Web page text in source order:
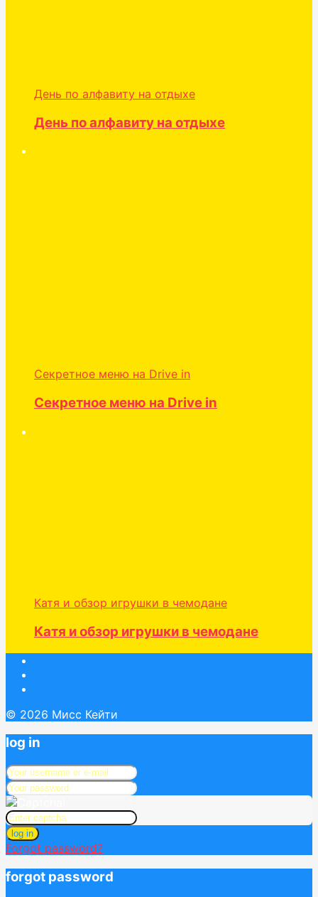
День по алфавиту на отдыхе
День по алфавиту на отдыхе
Секретное меню на Drive in
Секретное меню на Drive in
Катя и обзор игрушки в чемодане
Катя и обзор игрушки в чемодане
© 2026 Мисс Кейти
log in
log in
Forgot password?
forgot password